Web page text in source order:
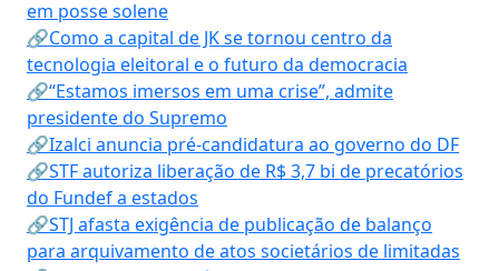
em posse solene
🔗Como a capital de JK se tornou centro da
tecnologia eleitoral e o futuro da democracia
🔗“Estamos imersos em uma crise”, admite
presidente do Supremo
🔗Izalci anuncia pré-candidatura ao governo do DF
🔗STF autoriza liberação de R$ 3,7 bi de precatórios
do Fundef a estados
🔗STJ afasta exigência de publicação de balanço
para arquivamento de atos societários de limitadas